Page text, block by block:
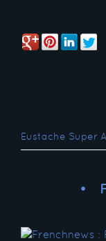
Eustache Super